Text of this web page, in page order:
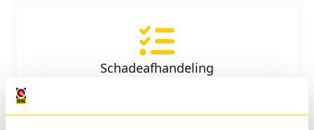
Schadeafhandeling
Ontdek onze schadeafhandeling